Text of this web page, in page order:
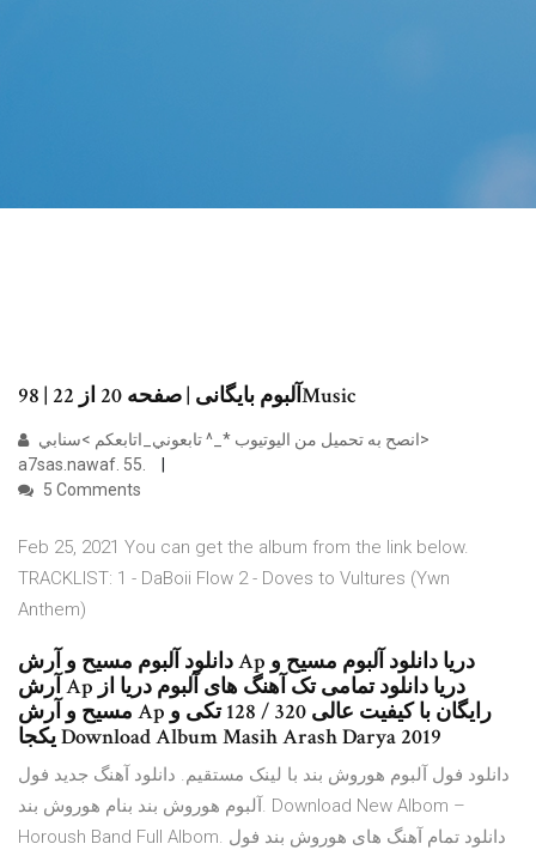
آلبوم بایگانی | صفحه 20 از 22 | 98Music
a7sas.nawaf. 55.
5 Comments
Feb 25, 2021 You can get the album from the link below.
TRACKLIST: 1 - DaBoii Flow 2 - Doves to Vultures (Ywn
Anthem)
دانلود آلبوم مسیح و آرش Ap دریا دانلود آلبوم مسیح و
آرش Ap دریا دانلود تمامی تک آهنگ های آلبوم دریا از
مسیح و آرش Ap‌ رایگان با کیفیت عالی 320 / 128 تکی و
یکجا Download Album Masih Arash Darya 2019
دانلود فول آلبوم هوروش بند با لینک مستقیم. دانلود آهنگ جدید فول
آلبوم هوروش بند بنام هوروش بند. Download New Albom –
Horoush Band Full Albom. دانلود تمام آهنگ های هوروش بند فول